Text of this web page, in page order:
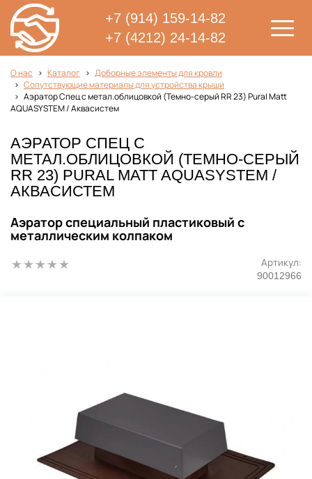
+7 (914) 159-14-82
+7 (4212) 24-14-82
О нас Каталог
Доборные элементы для кровли
Сопутствующие материалы для устройства крыши
Аэратор Спец с метал.облицовкой (Темно-серый RR 23) Pural Matt
AQUASYSTEM / Аквасистем
АЭРАТОР СПЕЦ С
МЕТАЛ.ОБЛИЦОВКОЙ (ТЕМНО-СЕРЫЙ
RR 23) PURAL MATT AQUASYSTEM /
АКВАСИСТЕМ
Аэратор специальный пластиковый с
металлическим колпаком
Артикул:
90012966